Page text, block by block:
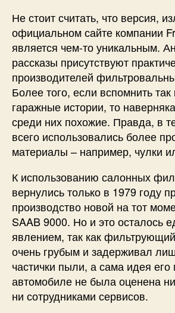
Не стоит считать, что версия,
официальном сайте компании
является чем-то уникальным.
рассказы присутствуют
производителей
Более того, если вспомнить
гаражные истории, то
среди них похожие. Правда, в
всего использовались более
материалы – например, чулки
К использованию салонных
вернулись только в 1979 году
производство новой на тот
SAAB 9000. Но и это осталось
явлением, так как
очень грубым и задерживал
частички пыли, а сама идея его
автомобиле не была оценена
ни сотрудниками сервисов.